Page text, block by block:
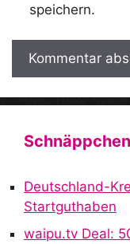
speichern.
A
n
t
Schnäppchen
Deutschland-
Startguthaben
waipu.tv Deal: